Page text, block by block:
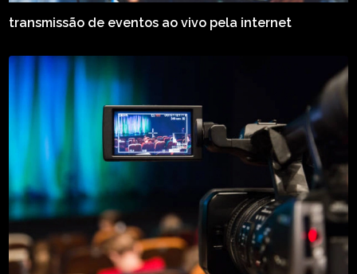
transmissão de eventos ao vivo pela internet